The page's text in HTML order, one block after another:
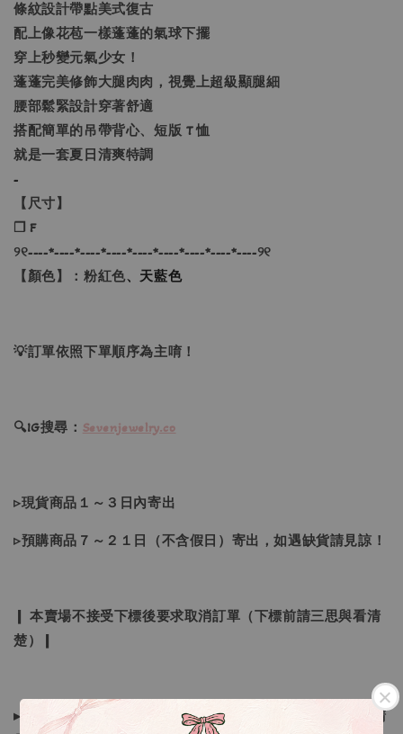
條紋設計帶點美式復古
配上像花苞一樣蓬蓬的氣球下擺
穿上秒變元氣少女！
蓬蓬完美修飾大腿肉肉，視覺上超級顯腿細
腰部鬆緊設計穿著舒適
搭配簡單的吊帶背心、短版 T 恤
就是一套夏日清爽特調
-
【尺寸】
❐ F
୨୧----*----*----*----*----*----*----*----*----୨୧
【顏色】：粉紅色、天藍色
💡訂單依照下單順序為主唷！
🔍IG搜尋： Sevenjewelry.co
▹現貨商品１～３日內寄出
▹預購商品７～２１日（不含假日）寄出，如遇缺貨請見諒！
❙ 本賣場不接受下標後要求取消訂單（下標前請三思與看清
楚）❙
▸所有商品皆以日本、韓國售完為止，如下單後遇缺貨情形請